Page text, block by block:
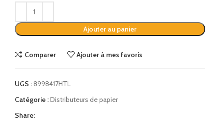
Ajouter au panier
Comparer Ajouter à mes favoris
UGS :8998417HTL
Catégorie :Distributeurs de papier
Share: